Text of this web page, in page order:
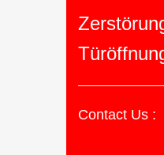
Contact Us :